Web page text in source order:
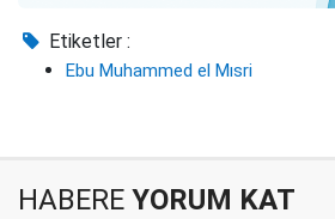
Etiketler :
Ebu Muhammed el Mısri
HABERE YORUM KAT